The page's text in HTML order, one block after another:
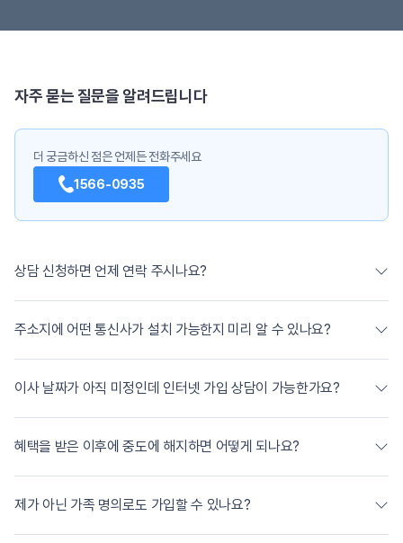
자주 묻는 질문을 알려드립니다
더 궁금하신 점은 언제든 전화주세요
1566-0935
상담 신청하면 언제 연락 주시나요?
주소지에 어떤 통신사가 설치 가능한지 미리 알 수 있나요?
이사 날짜가 아직 미정인데 인터넷 가입 상담이 가능한가요?
혜택을 받은 이후에 중도에 해지하면 어떻게 되나요?
제가 아닌 가족 명의로도 가입할 수 있나요?